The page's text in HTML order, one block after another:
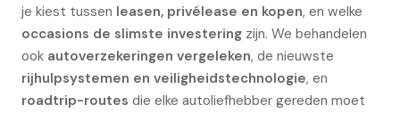
je kiest tussen leasen, privélease en kopen, en welke
occasions de slimste investering zijn. We behandelen
ook autoverzekeringen vergeleken, de nieuwste
rijhulpsystemen en veiligheidstechnologie, en
roadtrip-routes die elke autoliefhebber gereden moet